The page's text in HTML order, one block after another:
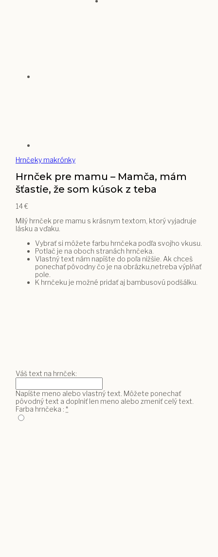
Hrnčeky makrónky
Hrnček pre mamu – Mamča, mám
šťastie, že som kúsok z teba
14€
Milý hrnček pre mamu s krásnym textom, ktorý vyjadruje
lásku a vďaku.
Vybrať si môžete farbu hrnčeka podľa svojho vkusu.
Potlač je na oboch stranách hrnčeka.
Vlastný text nám napíšte do poľa nižšie. Ak chceš
ponechať pôvodny čo je na obrázku,netreba výplňať
pole.
K hrnčeku je možné pridať aj bambusovú podšálku.
Váš text na hrnček:
Napíšte meno alebo vlastný text. Môžete ponechať
pôvodný text a doplniť len meno alebo zmeniť celý text.
Farba hrnčeka : *